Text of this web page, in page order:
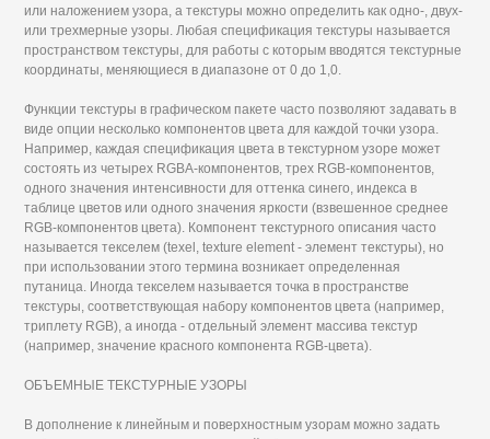
или наложением узора, а текстуры можно определить как одно-, двух-
или трехмерные узоры. Любая спецификация текстуры называется
пространством текстуры, для работы с которым вводятся текстурные
координаты, меняющиеся в диапазоне от 0 до 1,0.
Функции текстуры в графическом пакете часто позволяют задавать в
виде опции несколько компонентов цвета для каждой точки узора.
Например, каждая спецификация цвета в текстурном узоре может
состоять из четырех RGBA-компонентов, трех RGB-компонентов,
одного значения интенсивности для оттенка синего, индекса в
таблице цветов или одного значения яркости (взвешенное среднее
RGB-компонентов цвета). Компонент текстурного описания часто
называется текселем (texel, texture element - элемент текстуры), но
при использовании этого термина возникает определенная
путаница. Иногда текселем называется точка в пространстве
текстуры, соответствующая набору компонентов цвета (например,
триплету RGB), а иногда - отдельный элемент массива текстур
(например, значение красного компонента RGB-цвета).
ОБЪЕМНЫЕ ТЕКСТУРНЫЕ УЗОРЫ
В дополнение к линейным и поверхностным узорам можно задать